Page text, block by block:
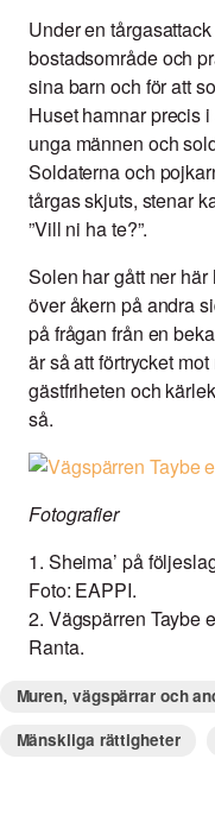
Under en
bostadsområde och
sina barn och för att
Huset hamnar precis
unga männen och
Soldaterna och
tårgas skjuts, stenar
”Vill ni ha te?”.
Solen har gått ner
över åkern på andra
på frågan från en
är så att förtrycket
gästfriheten och
så.
Fotografier
1. Sheima’ på
Foto: EAPPI.
2. Vägspärren Taybe
Ranta.
Muren, vägspärrar och
Mänskliga rättigheter